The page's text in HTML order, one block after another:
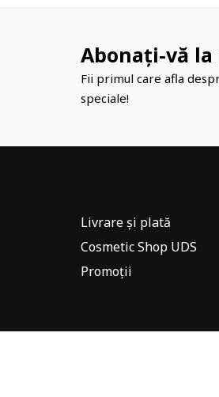
Abonați-vă
Fii primul care afla
speciale!
Livrare și plată
Cosmetic Shop UDS
Promoții